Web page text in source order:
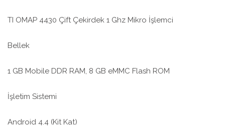
TI OMAP 4430 Çift Çekirdek 1 Ghz Mikro İşlemci
Bellek
1 GB Mobile DDR RAM, 8 GB eMMC Flash ROM
İşletim Sistemi
Android 4.4 (Kit Kat)